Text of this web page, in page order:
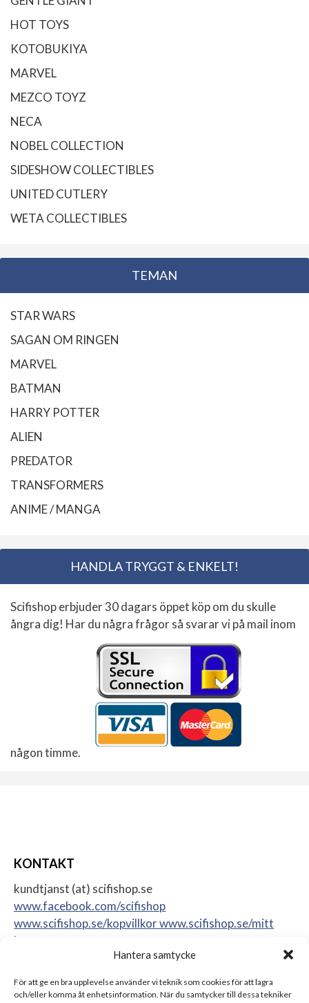
Hantera samtycke
För att ge en bra upplevelse använder vi teknik som cookies för att lagra
och/eller komma åt enhetsinformation. När du samtycker till dessa tekniker
HOT TOYS
KOTOBUKIYA
MARVEL
MEZCO TOYZ
NECA
NOBEL COLLECTION
SIDESHOW COLLECTIBLES
UNITED CUTLERY
WETA COLLECTIBLES
TEMAN
STAR WARS
SAGAN OM RINGEN
MARVEL
BATMAN
HARRY POTTER
ALIEN
PREDATOR
TRANSFORMERS
ANIME / MANGA
HANDLA TRYGGT & ENKELT!
Scifishop erbjuder 30 dagars öppet köp om du skulle
ångra dig! Har du några frågor så svarar vi på mail inom
någon timme.
KONTAKT
kundtjanst (at) scifishop.se
www.facebook.com/scifishop
www.scifishop.se/kopvillkorwww.scifishop.se/mitt
konto
Sweden